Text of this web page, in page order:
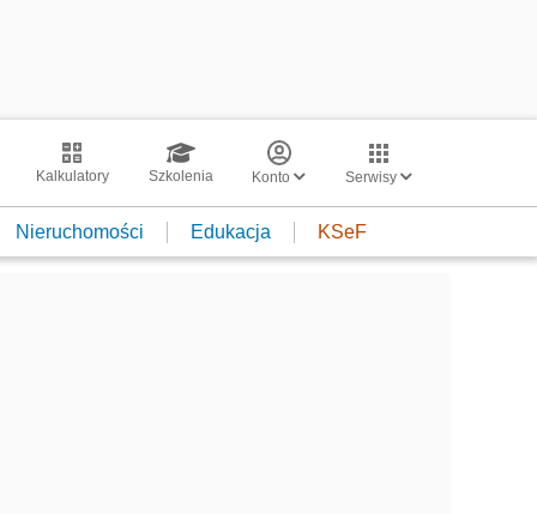
Kalkulatory Szkolenia Konto Serwisy
Nieruchomości Edukacja KSeF